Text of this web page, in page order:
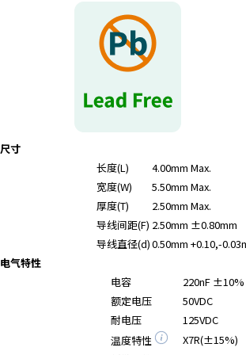
尺寸
长度(L)
4.00mm Max.
宽度(W)
5.50mm Max.
厚度(T)
2.50mm Max.
导线间距(F) 2.50mm ±0.80mm
导线直径(d)0.50mm +0.10,-
电气特性
电容
220nF ±10%
额定电压
50VDC
耐电压
125VDC
温度特性
X7R(±15%)